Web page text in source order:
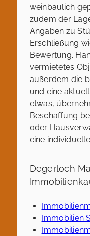
weinbaulich
zudem der
Angaben zu
Erschließung
Bewertung.
vermietetes
außerdem die
und eine
etwas,
Beschaffung
oder
eine
Degerloch
Immobilien